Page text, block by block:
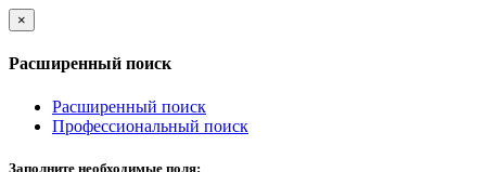
×
Расширенный поиск
Расширенный поиск
Профессиональный поиск
Заполните необходимые поля: